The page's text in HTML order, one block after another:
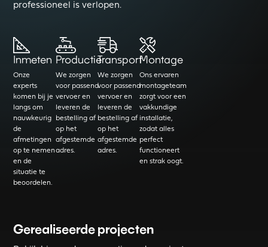
professioneel is verlopen.
Inmeten
Onze
experts
komen bij je
langs om
nauwkeurig
de
afmetingen
op te nemen
en de
situatie te
beoordelen.
Productie
We zorgen
voor passend
vervoer en
leveren de
bestelling af
op het
afgestemde
adres.
Transport
We zorgen
voor passend
vervoer en
leveren de
bestelling af
op het
afgestemde
adres.
Montage
Ons ervaren
montageteam
zorgt voor een
vakkundige
installatie,
zodat alles
perfect
functioneert
en strak oogt.
Gerealiseerde projecten